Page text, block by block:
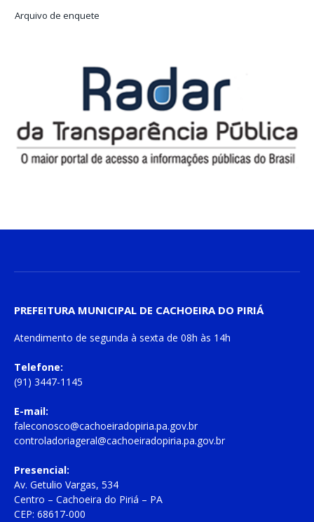
Arquivo de enquete
PREFEITURA MUNICIPAL DE CACHOEIRA DO PIRIÁ
Atendimento de segunda à sexta de 08h às 14h
Telefone:
(91) 3447-1145
E-mail:
faleconosco@cachoeiradopiria.pa.gov.br
controladoriageral@cachoeiradopiria.pa.gov.br
Presencial:
Av. Getulio Vargas, 534
Centro – Cachoeira do Piriá – PA
CEP: 68617-000